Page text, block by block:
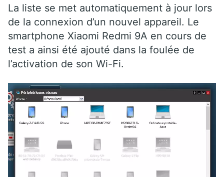
La liste se met automatiquement à jour lors
de la connexion d’un nouvel appareil. Le
smartphone Xiaomi Redmi 9A en cours de
test a ainsi été ajouté dans la foulée de
l’activation de son Wi-Fi.